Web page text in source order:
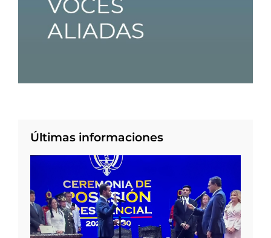
Últimas informaciones